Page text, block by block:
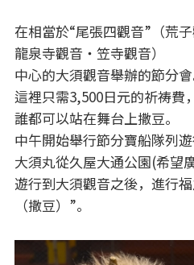
在相當於“尾張四觀音”（荒
龍泉寺觀音・笠寺觀音）
中心的大須觀音舉辦的節分會
這裡只需3,500日元的祈祷費，
誰都可以站在舞台上撒豆。
中午開始舉行節分寶船隊列
大須丸從久屋大通公園(希望
遊行到大須觀音之後，進行
（撒豆）”。